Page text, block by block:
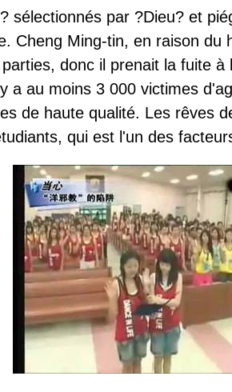
sélectionnés par ?Dieu? et
Cheng Ming-tin, en raison
donc il prenait la fuite
a au moins 3 000 victimes
de haute qualité. Les rêves
qui est l'un des